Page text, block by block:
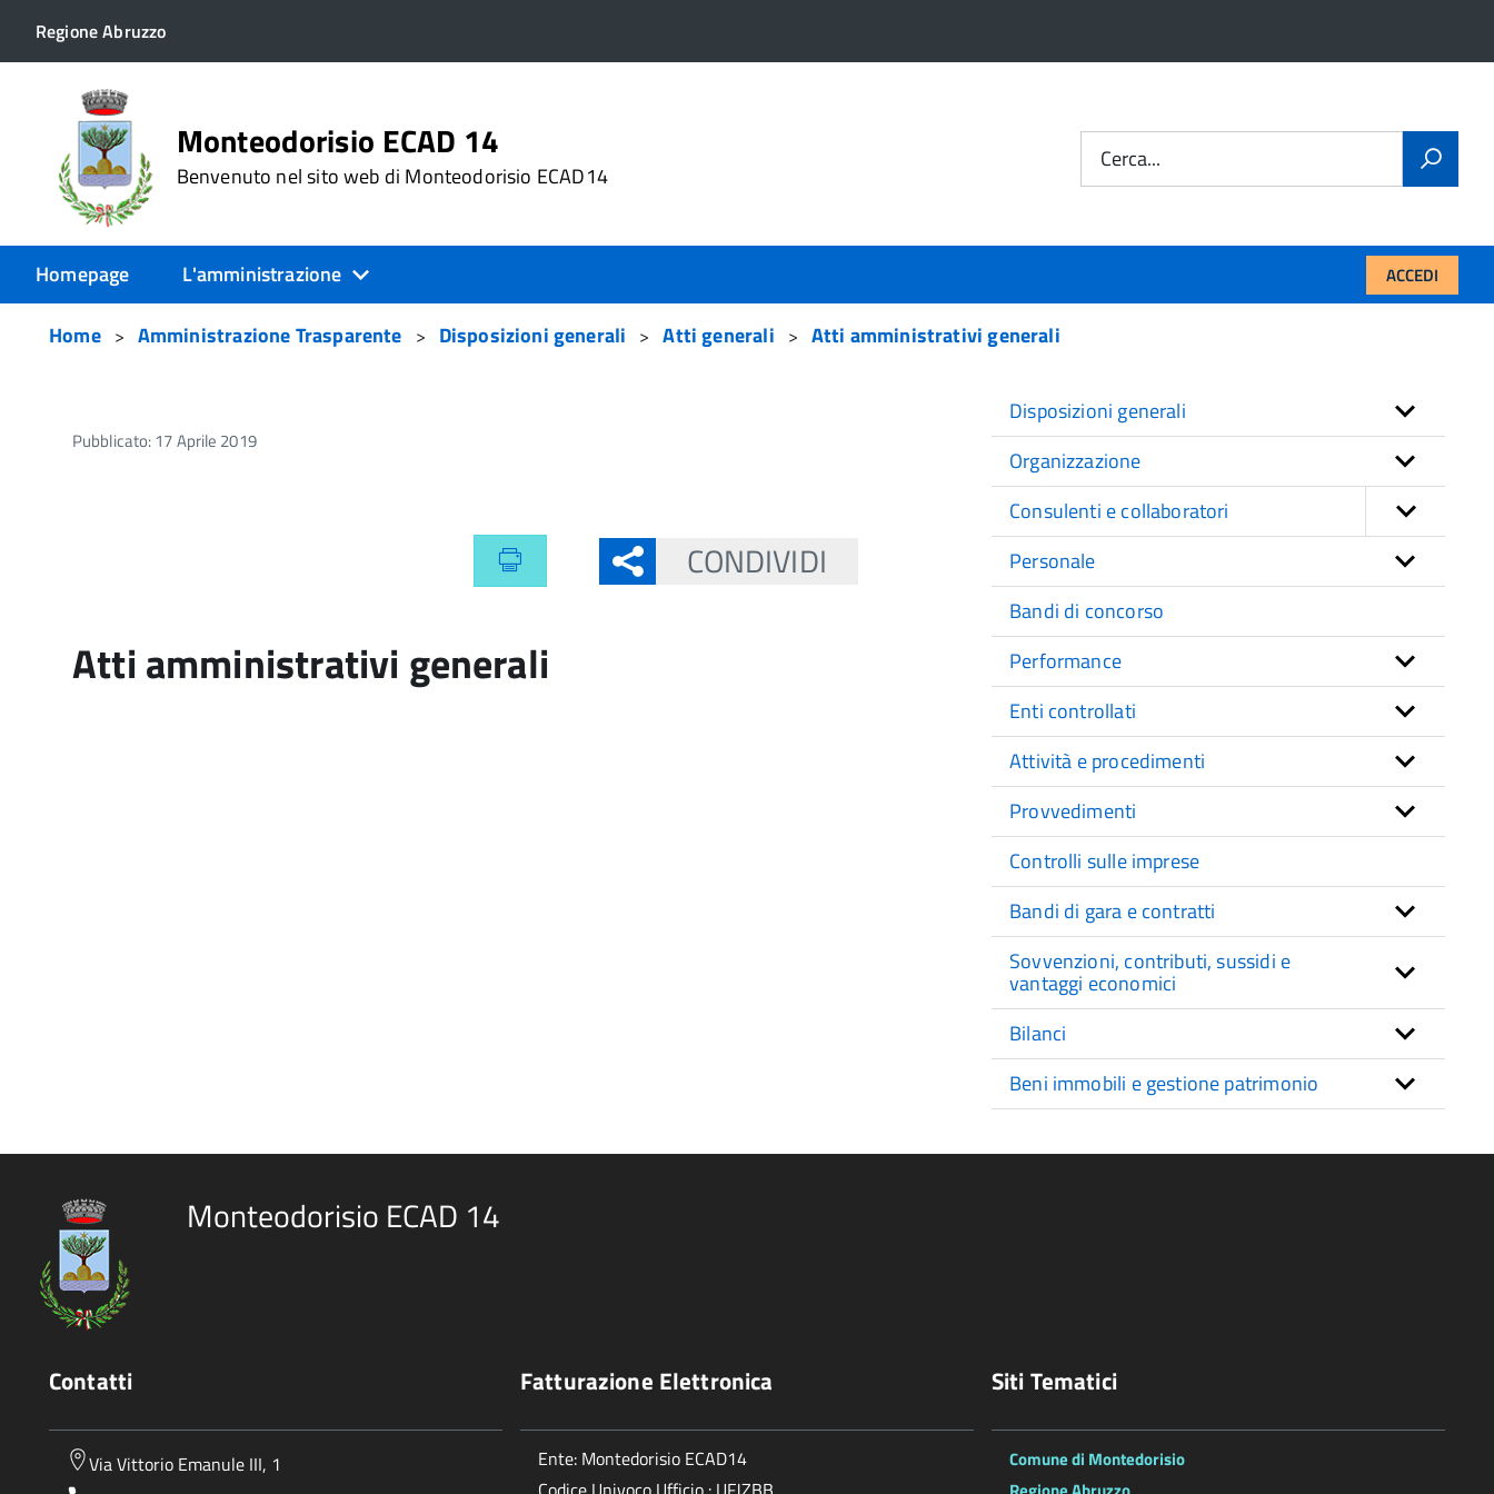
Regione Abruzzo
Monteodorisio ECAD 14
Benvenuto nel sito web di Monteodorisio ECAD14
Cerca...
Homepage L'amministrazione ACCEDI
Home Amministrazione Trasparente Disposizioni generali Atti generali Atti amministrativi generali
Pubblicato: 17 Aprile 2019
CONDIVIDI
Atti amministrativi generali
Disposizioni generali
Organizzazione
Consulenti e collaboratori
Personale
Bandi di concorso
Performance
Enti controllati
Attività e procedimenti
Provvedimenti
Controlli sulle imprese
Bandi di gara e contratti
Sovvenzioni, contributi, sussidi e
vantaggi economici
Bilanci
Beni immobili e gestione patrimonio
Monteodorisio ECAD 14
Contatti
Via Vittorio Emanule III, 1
Fatturazione Elettronica
Ente: Montedorisio ECAD14
Siti Tematici
Comune di Montedorisio